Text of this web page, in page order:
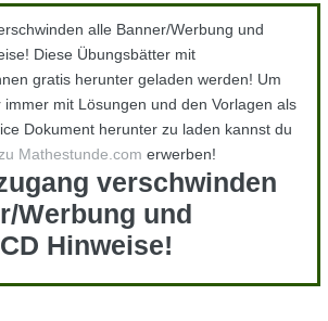
alle Banner/Werbung und
Diese Übungsbätter mit
gratis herunter geladen werden! Um
mit Lösungen und den Vorlagen als
Dokument herunter zu laden kannst du
Mathestunde.com erwerben!
verschwinden
Werbung und
Hinweise!